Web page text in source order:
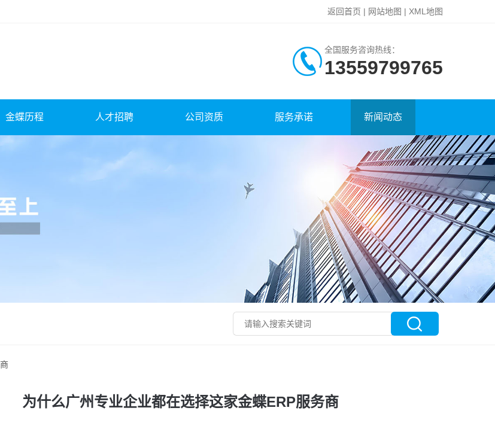
返回首页 | 网站地图 | XML地图
全国服务咨询热线：
13559799765
金蝶历程 人才招聘 公司资质 服务承诺 新闻动态
为什么广州专业企业都在选择这家金蝶ERP服务商